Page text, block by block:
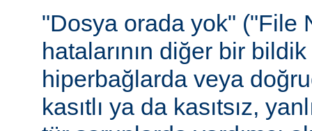
"Dosya orada yok" ("File
hatalarının diğer bir
hiperbağlarda veya
kasıtlı ya da kasıtsız,